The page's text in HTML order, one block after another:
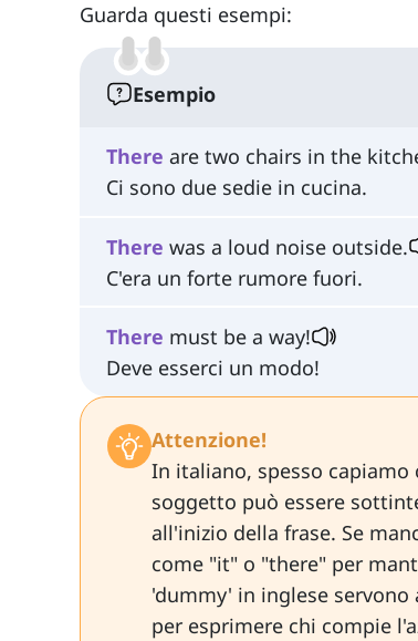
Guarda questi esempi:
Esempio
There are two chairs in the
Ci sono due sedie in cucina.
There was a loud noise outside.
C'era un forte rumore fuori.
There must be a way!
Deve esserci un modo!
Attenzione!
In italiano, spesso capiamo
soggetto può essere
all'inizio della frase. Se
come "it" o "there" per
'dummy' in inglese
per esprimere chi compie